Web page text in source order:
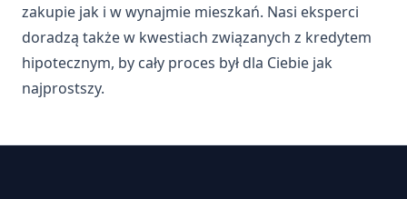
zakupie jak i w wynajmie mieszkań. Nasi eksperci
doradzą także w kwestiach związanych z kredytem
hipotecznym, by cały proces był dla Ciebie jak
najprostszy.